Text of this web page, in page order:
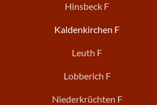
Hinsbeck F
Kaldenkirchen F
Leuth F
Lobberich F
Niederkrüchten F